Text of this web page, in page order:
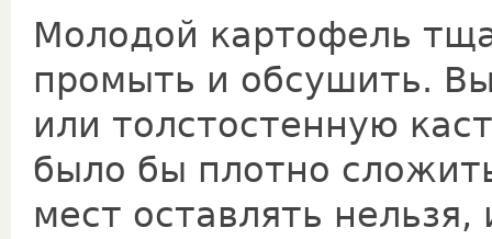
Молодой картофель
промыть и обсушить.
или толстостенную
было бы плотно
мест оставлять